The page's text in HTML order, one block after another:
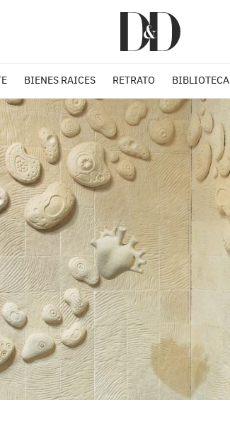
BIENES RAICES RETRATO BIBLIOTECA